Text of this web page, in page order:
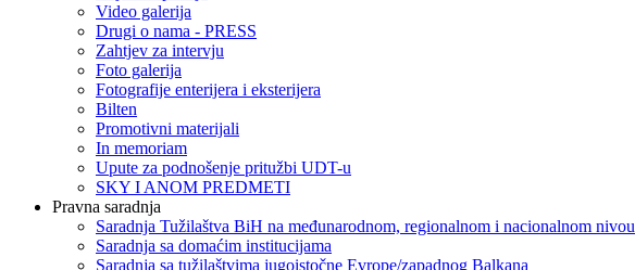
Video galerija
Drugi o nama - PRESS
Zahtjev za intervju
Foto galerija
Fotografije enterijera i eksterijera
Bilten
Promotivni materijali
In memoriam
Upute za podnošenje pritužbi UDT-u
SKY I ANOM PREDMETI
Pravna saradnja
Saradnja Tužilaštva BiH na međunarodnom, regionalnom i nacionalnom nivou
Saradnja sa domaćim institucijama
Saradnja sa tužilaštvima jugoistočne Evrope/zapadnog Balkana